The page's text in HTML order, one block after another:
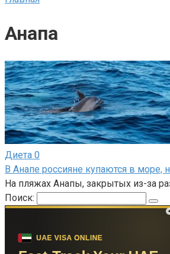
Анапа
Диета 0
В Анапе россияне купаются в море,
На пляжах Анапы, закрытых из-за
Поиск: